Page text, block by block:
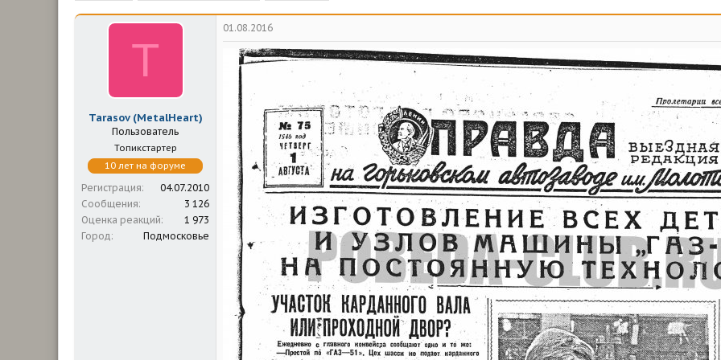
м
ы
а
л
T
Tarasov (MetalHeart)
Пользователь
Топикстартер
10 лет на форуме
Регистрация
04.07.2010
Сообщения
3 126
Оценка реакций
1 973
Город
Подмосковье
01.08.2016